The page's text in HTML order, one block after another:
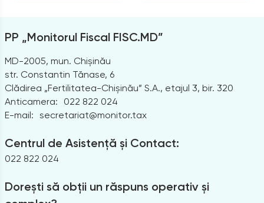
PP „Monitorul Fiscal FISC.MD”
MD-2005, mun. Chișinău
str. Constantin Tănase, 6
Clădirea „Fertilitatea-Chișinău” S.A., etajul 3, bir. 320
Anticamera:
022 822 024
E-mail: secretariat@monitor.tax
Centrul de Asistență și Contact:
022 822 024
Dorești să obții un răspuns operativ și